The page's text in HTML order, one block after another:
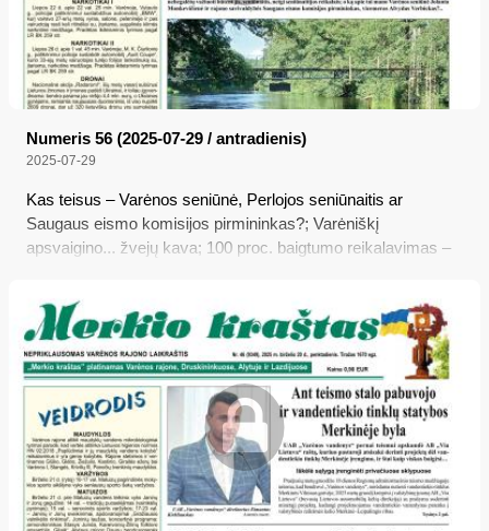
Numeris 56 (2025-07-29 / antradienis)
2025-07-29
Kas teisus – Varėnos seniūnė, Perlojos seniūnaitis ar
Saugaus eismo komisijos pirmininkas?; Varėniškį
apsvaigino... žvejų kava; 100 proc. baigtumo reikalavimas –
gyventojai pakeistų II pensijų pakopą – indėliais, taupymu
„kojinėje“ ar savarankiškomis investicijomis?